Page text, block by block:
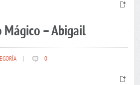
Mágico – Abigail
0